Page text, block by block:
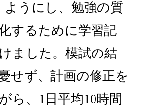
ようにし、勉強の質
するために学習記
ました。模試の結
せず、計画の修正を
ら、1日平均10時間